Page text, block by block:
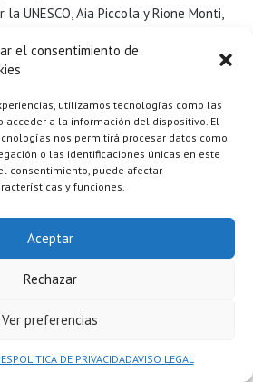
el consentimiento de
utilizamos tecnologías como las
acceder a la información del dispositivo. El
nos permitirá procesar datos como
o las identificaciones únicas en este
consentimiento, puede afectar
y funciones.
Aceptar
Rechazar
Ver preferencias
POLITICA DE PRIVACIDADAVISO LEGAL
UNESCO, Aia Piccola y Rione Monti,
se puede disfrutar de una amplia
de deliciosos platos.
IN PUGLIA:Principe Relais
Suite & Spa
alojamiento en un edificio restaurado
Gravina, en Apulia donde podremos
dos últimas noches de total relax.
tienen aire acondicionado y TV de